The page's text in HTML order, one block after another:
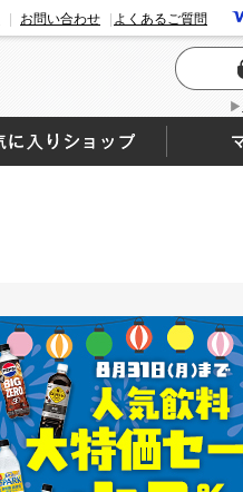
お問い合わせ よくあるご質問